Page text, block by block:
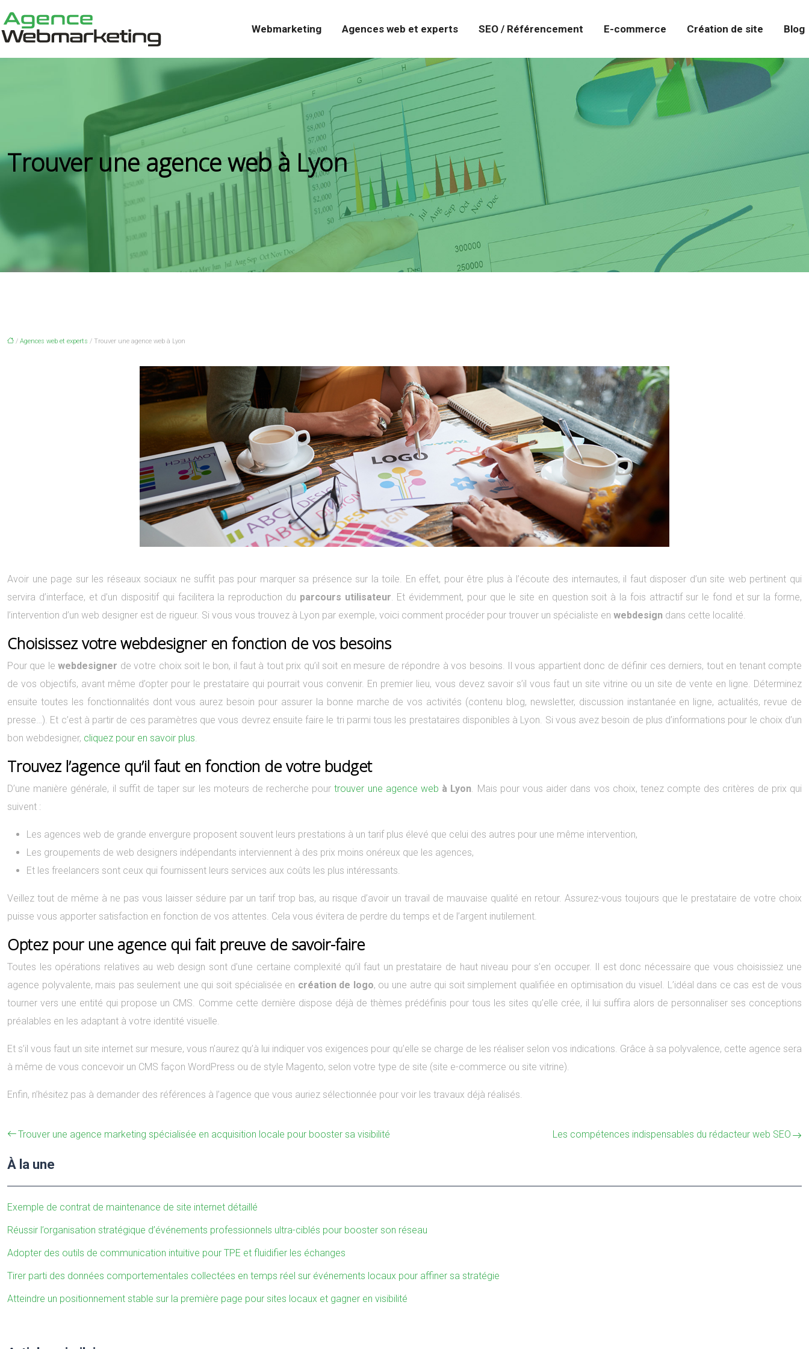
Webmarketing Agences web et experts SEO / Référencement E-commerce Création de site Blog
Trouver une agence web à Lyon
/ Agences web et experts / Trouver une agence web à Lyon
Avoir une page sur les réseaux sociaux ne suffit pas pour marquer sa présence sur la toile. En effet, pour être plus à l’écoute des internautes, il faut disposer d’un site web pertinent qui
servira d’interface, et d’un dispositif qui facilitera la reproduction du parcours utilisateur. Et évidemment, pour que le site en question soit à la fois attractif sur le fond et sur la forme,
l’intervention d’un web designer est de rigueur. Si vous vous trouvez à Lyon par exemple, voici comment procéder pour trouver un spécialiste en webdesign dans cette localité.
Choisissez votre webdesigner en fonction de vos besoins
Pour que lewebdesigner de votre choix soit le bon, il faut à tout prix qu’il soit en mesure de répondre à vos besoins. Il vous appartient donc de définir ces derniers, tout en tenant compte
de vos objectifs, avant même d’opter pour le prestataire qui pourrait vous convenir. En premier lieu, vous devez savoir s’il vous faut un site vitrine ou un site de vente en ligne. Déterminez
ensuite toutes les fonctionnalités dont vous aurez besoin pour assurer la bonne marche de vos activités (contenu blog, newsletter, discussion instantanée en ligne, actualités, revue de
presse…). Et c’est à partir de ces paramètres que vous devrez ensuite faire le tri parmi tous les prestataires disponibles à Lyon. Si vous avez besoin de plus d’informations pour le choix d’un
bon webdesigner, cliquez pour en savoir plus.
Trouvez l’agence qu’il faut en fonction de votre budget
D’une manière générale, il suffit de taper sur les moteurs de recherche pourtrouver une agence web à Lyon. Mais pour vous aider dans vos choix, tenez compte des critères de prix qui
suivent :
Les agences web de grande envergure proposent souvent leurs prestations à un tarif plus élevé que celui des autres pour une même intervention,
Les groupements de web designers indépendants interviennent à des prix moins onéreux que les agences,
Et les freelancers sont ceux qui fournissent leurs services aux coûts les plus intéressants.
Veillez tout de même à ne pas vous laisser séduire par un tarif trop bas, au risque d’avoir un travail de mauvaise qualité en retour. Assurez-vous toujours que le prestataire de votre choix
puisse vous apporter satisfaction en fonction de vos attentes. Cela vous évitera de perdre du temps et de l’argent inutilement.
Optez pour une agence qui fait preuve de savoir-faire
Toutes les opérations relatives au web design sont d’une certaine complexité qu’il faut un prestataire de haut niveau pour s’en occuper. Il est donc nécessaire que vous choisissiez une
agence polyvalente, mais pas seulement une qui soit spécialisée en création de logo, ou une autre qui soit simplement qualifiée en optimisation du visuel. L’idéal dans ce cas est de vous
tourner vers une entité qui propose un CMS. Comme cette dernière dispose déjà de thèmes prédéfinis pour tous les sites qu’elle crée, il lui suffira alors de personnaliser ses conceptions
préalables en les adaptant à votre identité visuelle.
Et s’il vous faut un site internet sur mesure, vous n’aurez qu’à lui indiquer vos exigences pour qu’elle se charge de les réaliser selon vos indications. Grâce à sa polyvalence, cette agence sera
à même de vous concevoir un CMS façon WordPress ou de style Magento, selon votre type de site (site e-commerce ou site vitrine).
Enfin, n’hésitez pas à demander des références à l’agence que vous auriez sélectionnée pour voir les travaux déjà réalisés.
Trouver une agence marketing spécialisée en acquisition locale pour booster sa visibilité Les compétences indispensables du rédacteur web SEO
À la une
Exemple de contrat de maintenance de site internet détaillé
Réussir l’organisation stratégique d’événements professionnels ultra-ciblés pour booster son réseau
Adopter des outils de communication intuitive pour TPE et fluidifier les échanges
Tirer parti des données comportementales collectées en temps réel sur événements locaux pour affiner sa stratégie
Atteindre un positionnement stable sur la première page pour sites locaux et gagner en visibilité